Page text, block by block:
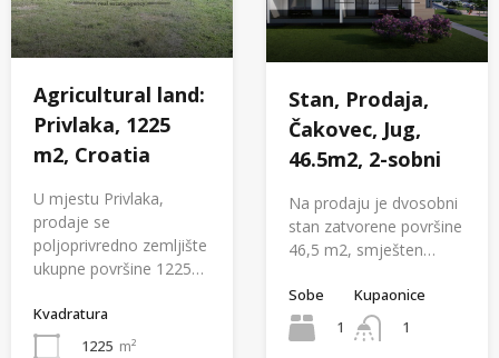
Agricultural land:
Privlaka, 1225
m2, Croatia
U mjestu Privlaka,
prodaje se
poljoprivredno zemljište
ukupne površine 1225…
Kvadratura
1225 m²
Stan, Prodaja,
Čakovec, Jug,
46.5m2, 2-sobni
Na prodaju je dvosobni
stan zatvorene površine
46,5 m2, smješten…
Sobe
1
Kupaonice
1